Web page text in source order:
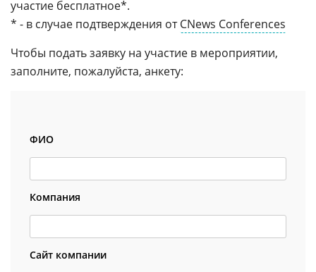
участие бесплатное*.
* - в случае подтверждения отCNews Conferences
Чтобы подать заявку на участие в мероприятии,
заполните, пожалуйста, анкету:
ФИО
Компания
Сайт компании